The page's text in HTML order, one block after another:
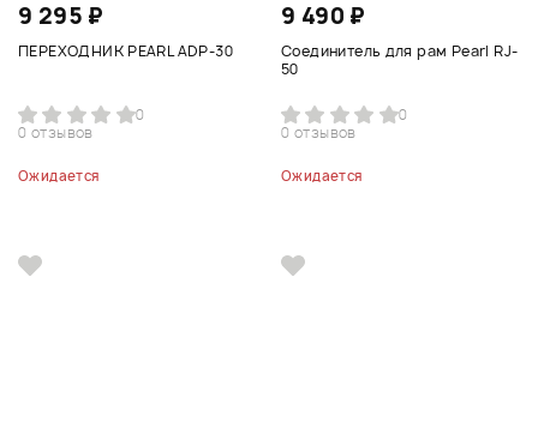
9 295 ₽
ПЕРЕХОДНИК PEARL ADP-30
0
0 отзывов
Ожидается
9 490 ₽
Соединитель для рам Pearl RJ-
50
0
0 отзывов
Ожидается